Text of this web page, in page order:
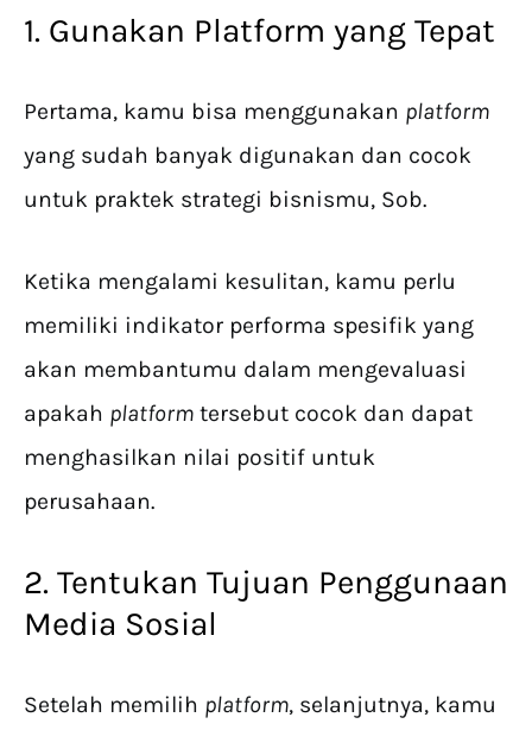
1. Gunakan Platform yang Tepat
Pertama, kamu bisa menggunakan platform
yang sudah banyak digunakan dan cocok
untuk praktek strategi bisnismu, Sob.
Ketika mengalami kesulitan, kamu perlu
memiliki indikator performa spesifik yang
akan membantumu dalam mengevaluasi
apakah platform tersebut cocok dan dapat
menghasilkan nilai positif untuk
perusahaan.
2. Tentukan Tujuan Penggunaan
Media Sosial
Setelah memilih platform, selanjutnya, kamu